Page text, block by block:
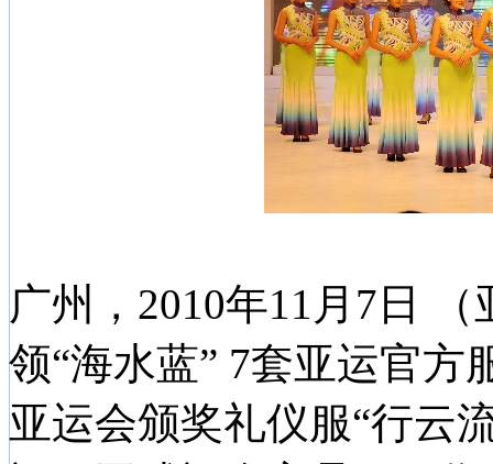
广州，2010年11月7日
领“海水蓝” 7套亚运官方
亚运会颁奖礼仪服“行云